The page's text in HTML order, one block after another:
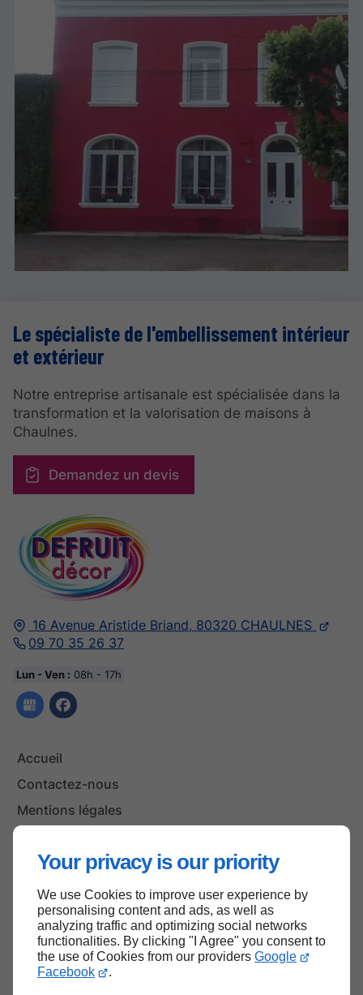
Your privacy is our priority
We use Cookies to improve user experience by
personalising content and ads, as well as
analyzing traffic and optimizing social networks
functionalities. By clicking "I Agree" you consent to
the use of Cookies from our providers Google
Facebook
.
16 Avenue Aristide Briand, 80320 CHAULNES
09 70 35 26 37
Lun - Ven : 08h - 17h
Accueil
Contactez-nous
Mentions légales
Le spécialiste de l'embellissement intérieur
et extérieur
Notre entreprise artisanale est spécialisée dans la
transformation et la valorisation de maisons à
Chaulnes.
Demandez un devis
Haut de page